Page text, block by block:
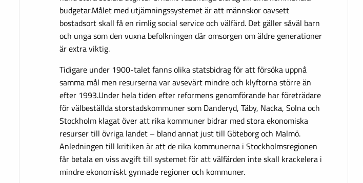
budgetar.Målet med utjämningssystemet är att männskor oavsett
bostadsort skall få en rimlig social service och välfärd. Det gäller såväl barn
och unga som den vuxna befolkningen där omsorgen om äldre generationer
är extra viktig.
Tidigare under 1900-talet fanns olika statsbidrag för att försöka uppnå
samma mål men resurserna var avsevärt mindre och klyftorna större än
efter 1993.Under hela tiden efter reformens genomförande har företrädare
för välbeställda storstadskommuner som Danderyd, Täby, Nacka, Solna och
Stockholm klagat över att rika kommuner bidrar med stora ekonomiska
resurser till övriga landet – bland annat just till Göteborg och Malmö.
Anledningen till kritiken är att de rika kommunerna i Stockholmsregionen
får betala en viss avgift till systemet för att välfärden inte skall krackelera i
mindre ekonomiskt gynnade regioner och kommuner.